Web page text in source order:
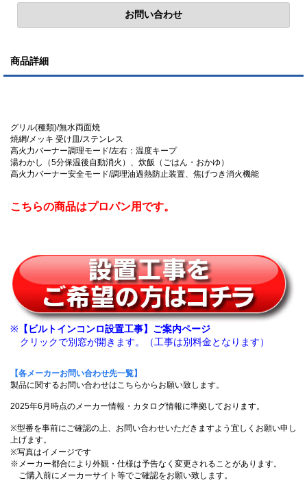
商品詳細
グリル(種類)/無水両面焼
焼網/メッキ 受け皿/ステンレス
高火力バーナー調理モード/左右：温度キープ
湯わかし（5分保温後自動消火）、炊飯（ごはん・おかゆ）
高火力バーナー安全モード/調理油過熱防止装置、焦げつき消火機能
こちらの商品はプロパン用です。
※ 【ビルトインコンロ設置工事】ご案内ページ
クリックで別窓が開きます。（工事は別料金となります）
【各メーカーお問い合わせ先一覧】
製品に関するお問い合わせはこちらからお願い致します。
2025年6月時点のメーカー情報・カタログ情報に準拠しております。
※型番を事前にご確認の上、お問い合わせいただきますよう宜しくお願い申し
上げます。
※写真はイメージです
※メーカー都合により外観・仕様は予告なく変更されることがあります。
ご購入前にメーカーサイト等でご確認をお願い致します。